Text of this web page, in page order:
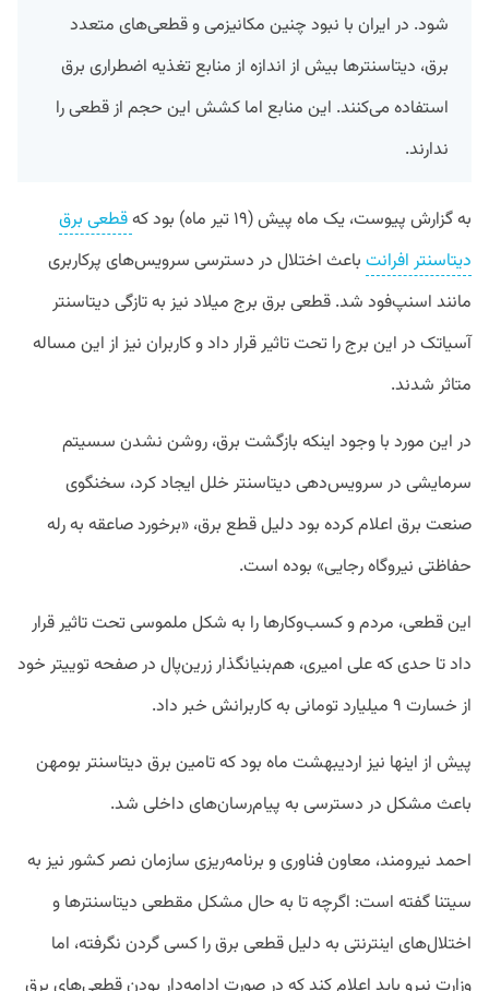
شود. در ایران با نبود چنین مکانیزمی و قطعی‌های متعدد
برق، دیتاسنترها بیش از اندازه از منابع تغذیه اضطراری برق
استفاده می‌کنند. این منابع اما کشش این حجم از قطعی را
ندارند.
به گزارش پیوست،‌ یک ماه پیش (۱۹ تیر ماه) بود که
قطعی برق
دیتاسنتر افرانت باعث اختلال در دسترسی سرویس‌‌های پرکاربری
مانند اسنپ‌فود شد. قطعی برق برج میلاد نیز به تازگی دیتاسنتر
آسیاتک در این برج را تحت تاثیر قرار داد و کاربران نیز از این مساله
متاثر شدند.
در این مورد با وجود اینکه بازگشت برق، روشن نشدن سسیتم
سرمایشی در سرویس‌دهی دیتاسنتر خلل ایجاد کرد، سخنگوی
صنعت برق اعلام کرده بود دلیل قطع برق، «برخورد صاعقه به رله
حفاظتی نیروگاه رجایی» بوده است.
این قطعی، مردم و کسب‌وکارها را به شکل ملموسی تحت تاثیر قرار
داد تا حدی که علی امیری، هم‌بنیانگذار زرین‌پال در صفحه توییتر خود
از خسارت ۹ میلیارد تومانی به کاربرانش خبر داد.
پیش از اینها نیز اردیبهشت ماه بود که تامین برق دیتاسنتر بومهن
باعث مشکل در دسترسی به پیام‌رسان‌های داخلی شد.
احمد نیرومند، معاون فناوری و برنامه‌ریزی سازمان نصر کشور نیز به
سیتنا گفته است:‌ اگرچه تا به حال مشکل مقطعی دیتاسنترها و
اختلال‌های اینترنتی به دلیل قطعی برق را کسی گردن نگرفته، اما